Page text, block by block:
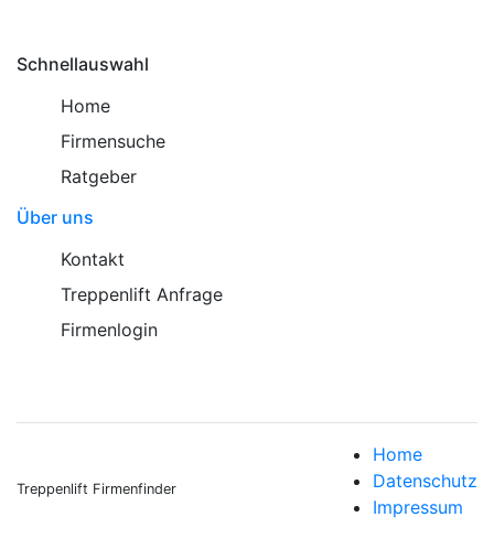
Schnellauswahl
Home
Firmensuche
Ratgeber
Über uns
Kontakt
Treppenlift Anfrage
Firmenlogin
Treppenlift Firmenfinder
Home
Datenschutz
Impressum